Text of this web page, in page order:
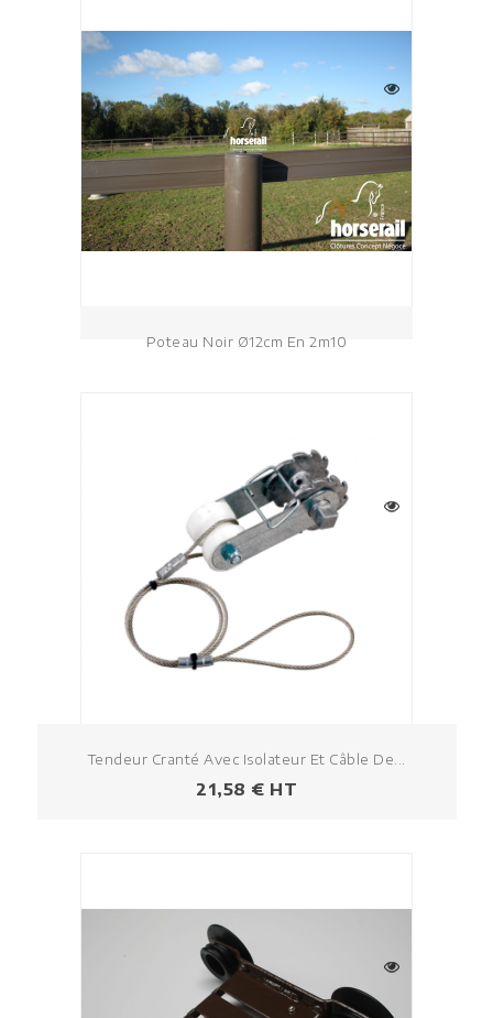
Poteau Noir Ø12cm En 2m10
Tendeur Cranté Avec Isolateur Et Câble De...
Prezzo
21,58 € HT